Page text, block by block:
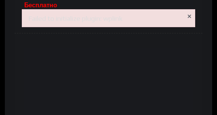
Бесплатно
×
Failed to initialize plugin: wplink